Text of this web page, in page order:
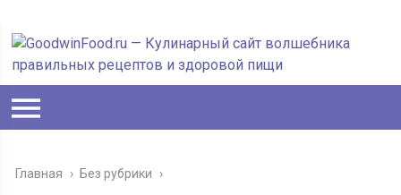
Главная › Без рубрики ›